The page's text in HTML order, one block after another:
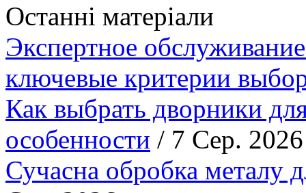
Останні матеріали
Экспертное
ключевые критерии
Как выбрать дворники
особенности / 7 Сер. 2026
Сучасна обробка металу